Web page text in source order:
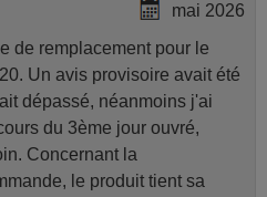
mai 2026
de remplacement pour le
Un avis provisoire avait été
dépassé, néanmoins j'ai
du 3ème jour ouvré,
Concernant la
le produit tient sa